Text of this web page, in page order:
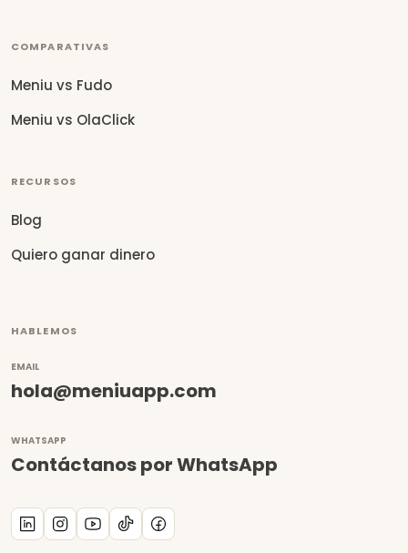
COMPARATIVAS
Meniu vs Fudo
Meniu vs OlaClick
RECURSOS
Blog
Quiero ganar dinero
HABLEMOS
EMAIL
hola@meniuapp.com
WHATSAPP
Contáctanos por WhatsApp